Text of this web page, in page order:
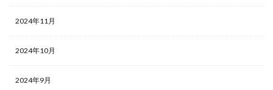
2024年11月
2024年10月
2024年9月